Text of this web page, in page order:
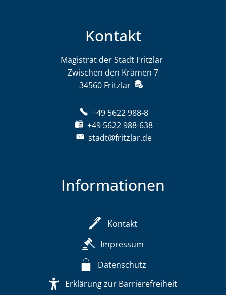
Kontakt
Magistrat der Stadt Fritzlar
Zwischen den Krämen 7
34560 Fritzlar
+49 5622 988-8
+49 5622 988-638
stadt@fritzlar.de
Informationen
Kontakt
Impressum
Datenschutz
Erklärung zur Barrierefreiheit